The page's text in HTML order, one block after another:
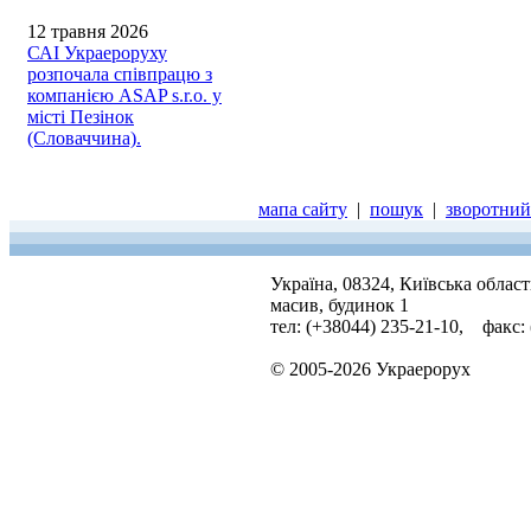
12 травня 2026
САІ Украероруху
розпочала співпрацю з
компанією ASAP s.r.o. у
місті Пезінок
(Словаччина).
мапа сайту | пошук |
Україна, 08324, Київська
масив, будинок 1
тел: (+38044) 235-21-10, факс:
© 2005-2026 Украерорух